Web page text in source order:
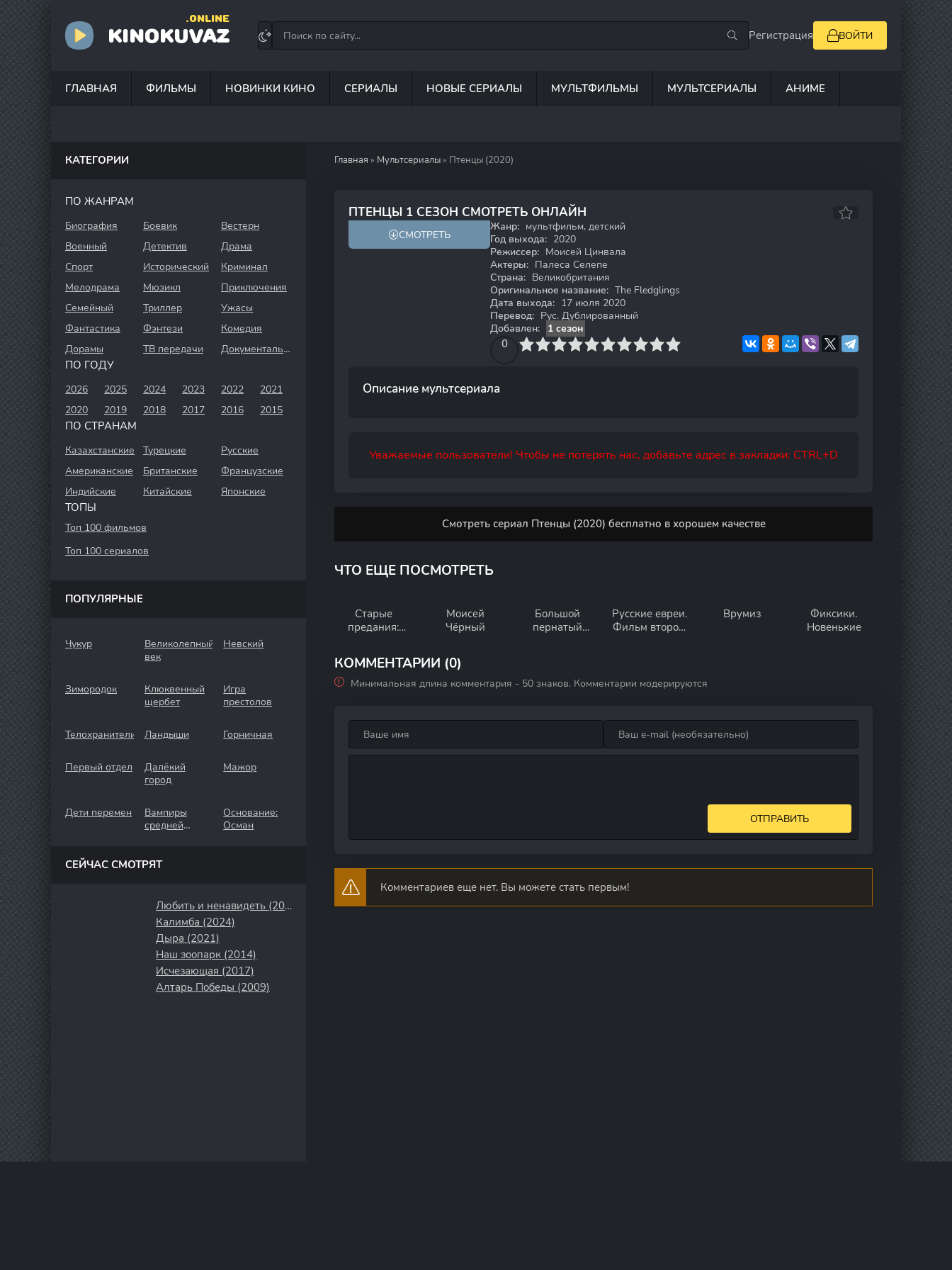
KINOKUVAZ
.ONLINE
Регистрация ВОЙТИ
ГЛАВНАЯ ФИЛЬМЫ НОВИНКИ КИНО СЕРИАЛЫ НОВЫЕ СЕРИАЛЫ МУЛЬТФИЛЬМЫ МУЛЬТСЕРИАЛЫ АНИМЕ
Главная » Мультсериалы » Птенцы (2020)
ПТЕНЦЫ 1 СЕЗОН СМОТРЕТЬ ОНЛАЙН
СМОТРЕТЬ
Жанр: мультфильм, детский
Год выхода: 2020
Режиссер: Моисей Цинвала
Актеры: Палеса Селепе
Страна: Великобритания
Оригинальное название: The Fledglings
Дата выхода: 17 июля 2020
Перевод: Рус. Дублированный
Добавлен:
1 сезон
0
4 6 7 8 9 10
Описание мультсериала
Уважаемые пользователи! Чтобы не потерять нас, добавьте адрес в закладки: CTRL+D
Смотреть сериал Птенцы (2020) бесплатно в хорошем качестве
ЧТО ЕЩЕ ПОСМОТРЕТЬ
Старые
предания:
Моисей
Чёрный
Большой
пернатый
Русские евреи.
Фильм второй.
Врумиз
Фиксики.
Новенькие
КОММЕНТАРИИ (0)
Минимальная длина комментария - 50 знаков. Комментарии модерируются
ОТПРАВИТЬ
Комментариев еще нет. Вы можете стать первым!
КАТЕГОРИИ
ПО ЖАНРАМ
Биография Боевик
Вестерн
Военный
Детектив
Драма
Спорт
Исторический
Криминал
Мелодрама
Мюзикл
Приключения
Семейный
Триллер
Ужасы
Фантастика
Фэнтези
Комедия
Дорамы
ТВ передачи Документальный
ПО ГОДУ
2026 2025 2024 2023 2022
2021
2020
2019 2018 2017 2016 2015
ПО СТРАНАМ
Казахстанские Турецкие
Русские
Американские
Британские
Французские
Индийские
Китайские Японские
ТОПЫ
Топ 100 фильмов
Топ 100 сериалов
ПОПУЛЯРНЫЕ
Чукур
Великолепный
век
Невский
Зимородок
Клюквенный
щербет
Игра
престолов
Телохранители Ландыши Горничная
Первый отдел
Далёкий
город
Мажор
Дети перемен
Вампиры
средней
Основание:
Осман
СЕЙЧАС СМОТРЯТ
Любить и ненавидеть (2009)
Калимба (2024)
Дыра (2021)
Наш зоопарк (2014)
Исчезающая (2017)
Алтарь Победы (2009)